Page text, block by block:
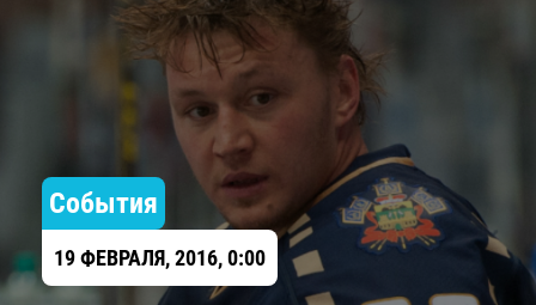
События
19 ФЕВРАЛЯ, 2016, 0:00